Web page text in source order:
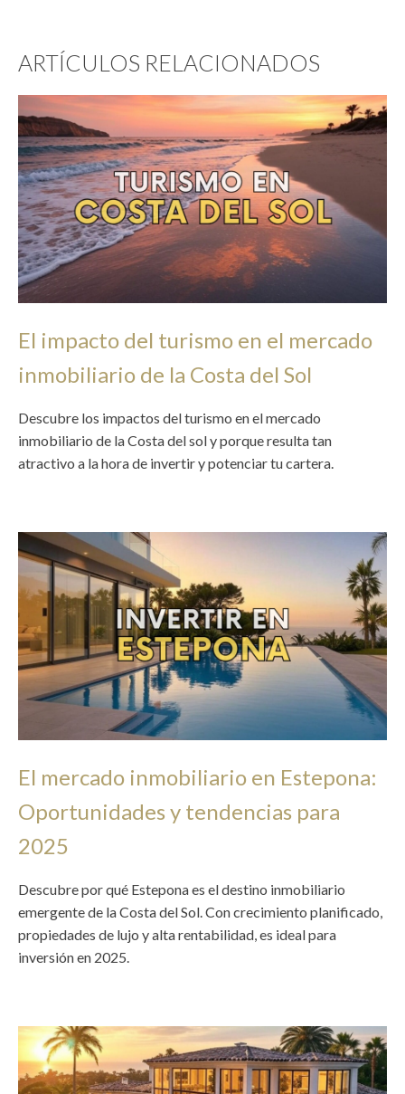
ARTÍCULOS RELACIONADOS
El impacto del turismo en el mercado
inmobiliario de la Costa del Sol
Descubre los impactos del turismo en el mercado
inmobiliario de la Costa del sol y porque resulta tan
atractivo a la hora de invertir y potenciar tu cartera.
El mercado inmobiliario en Estepona:
Oportunidades y tendencias para
2025
Descubre por qué Estepona es el destino inmobiliario
emergente de la Costa del Sol. Con crecimiento planificado,
propiedades de lujo y alta rentabilidad, es ideal para
inversión en 2025.